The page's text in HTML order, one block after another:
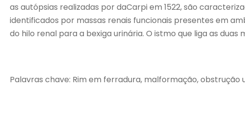
as autópsias realizadas por daCarpi em 1522, são
identificados por massas renais funcionais presentes em
do hilo renal para a bexiga urinária. O istmo que liga as duas
Palavras chave: Rim em ferradura, malformação,